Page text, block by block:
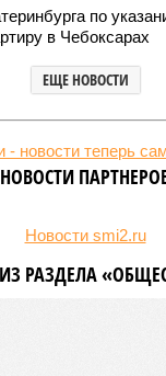
wikimedia commons/
последовательно
статуса и
борьбы на поясах
приоритетной,
отличия,
правительства
введены
спорта